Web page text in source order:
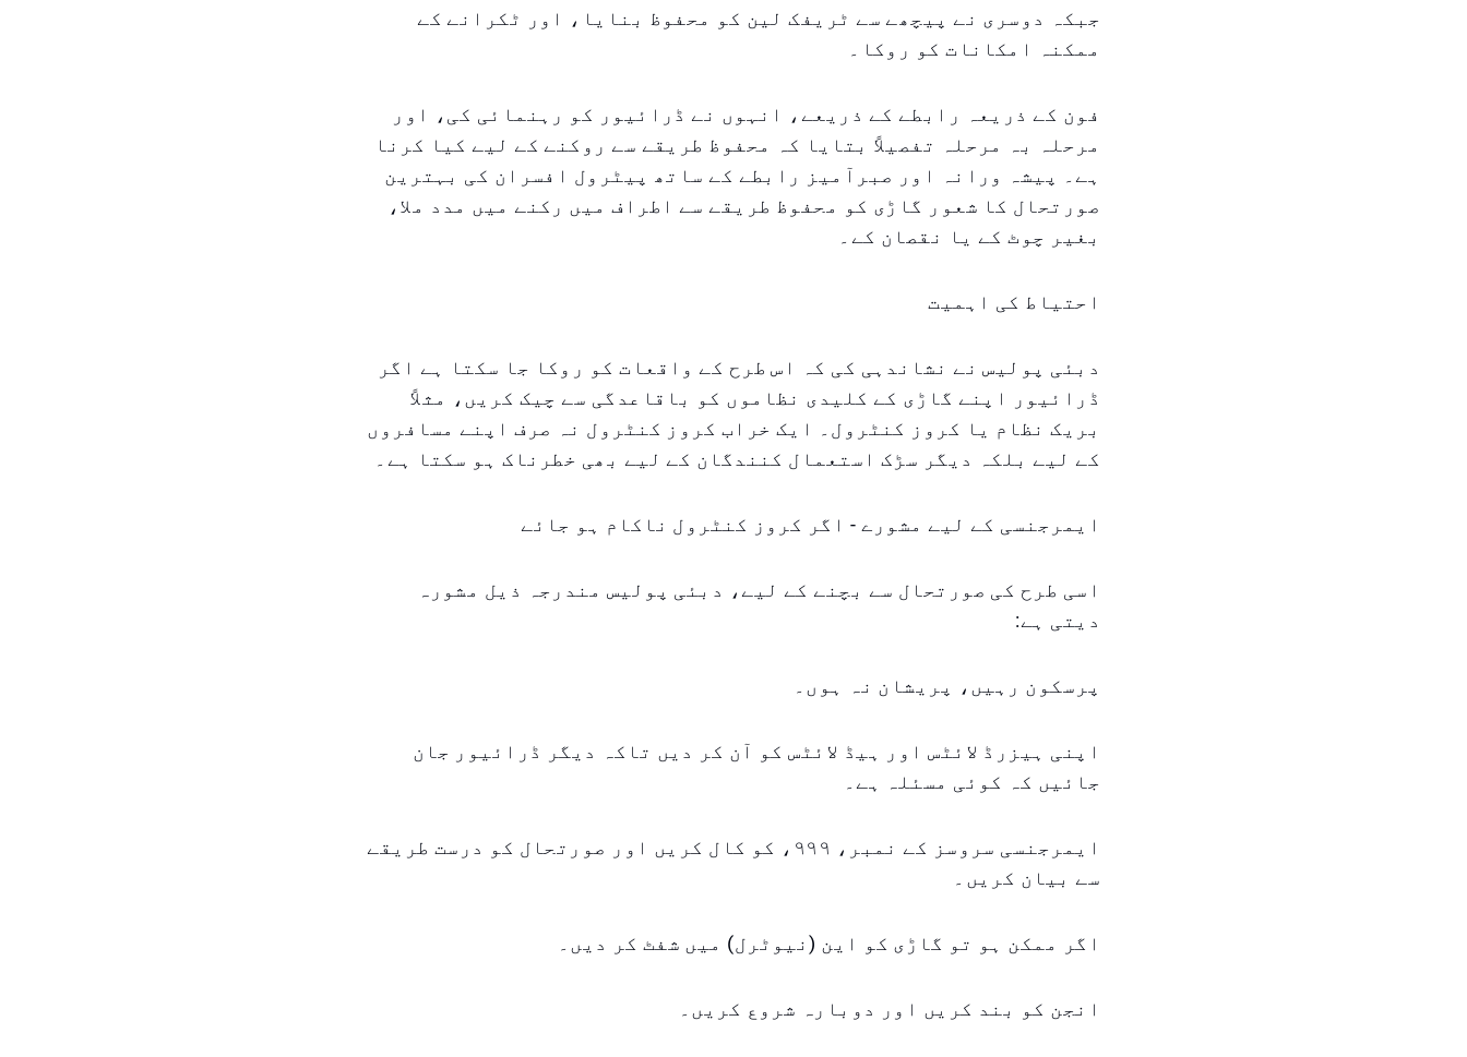
جبکہ دوسری نے پیچھے سے ٹریفک لین کو محفوظ بنایا، اور ٹکرانے کے
ممکنہ امکانات کو روکا۔
فون کے ذریعہ رابطے کے ذریعے، انہوں نے ڈرائیور کو رہنمائی کی، اور
مرحلہ بہ مرحلہ تفصیلاً بتایا کہ محفوظ طریقے سے روکنے کے لیے کیا کرنا
ہے۔ پیشہ ورانہ اور صبرآمیز رابطے کے ساتھ پیٹرول افسران کی بہترین
صورتحال کا شعور گاڑی کو محفوظ طریقے سے اطراف میں رکنے میں مدد ملا،
بغیر چوٹ کے یا نقصان کے۔
احتیاط کی اہمیت
دبئی پولیس نے نشاندہی کی کہ اس طرح کے واقعات کو روکا جا سکتا ہے اگر
ڈرائیور اپنے گاڑی کے کلیدی نظاموں کو باقاعدگی سے چیک کریں، مثلاً
بریک نظام یا کروز کنٹرول۔ ایک خراب کروز کنٹرول نہ صرف اپنے مسافروں
کے لیے بلکہ دیگر سڑک استعمال کنندگان کے لیے بھی خطرناک ہو سکتا ہے۔
ایمرجنسی کے لیے مشورے - اگر کروز کنٹرول ناکام ہو جائے
اسی طرح کی صورتحال سے بچنے کے لیے، دبئی پولیس مندرجہ ذیل مشورہ
دیتی ہے:
پرسکون رہیں، پریشان نہ ہوں۔
اپنی ہیزرڈ لائٹس اور ہیڈ لائٹس کو آن کر دیں تاکہ دیگر ڈرائیور جان
جائیں کہ کوئی مسئلہ ہے۔
ایمرجنسی سروسز کے نمبر، ٩٩٩، کو کال کریں اور صورتحال کو درست طریقے
سے بیان کریں۔
اگر ممکن ہو تو گاڑی کو این (نیوٹرل) میں شفٹ کر دیں۔
انجن کو بند کریں اور دوبارہ شروع کریں۔